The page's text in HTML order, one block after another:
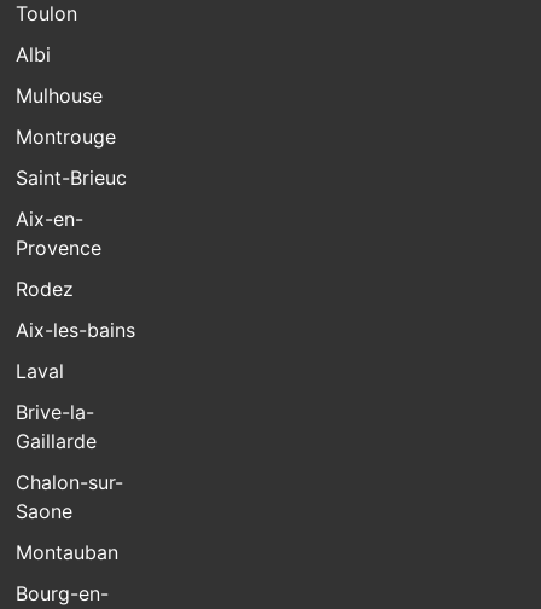
Toulon
Albi
Mulhouse
Montrouge
Saint-Brieuc
Aix-en-
Provence
Rodez
Aix-les-bains
Laval
Brive-la-
Gaillarde
Chalon-sur-
Saone
Montauban
Bourg-en-